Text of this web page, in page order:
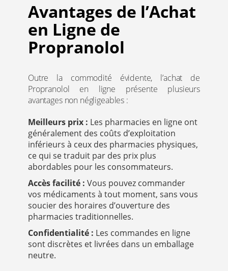
Avantages de l’Achat
en Ligne de
Propranolol
Outre la commodité évidente, l’achat de
Propranolol en ligne présente plusieurs
avantages non négligeables :
Meilleurs prix : Les pharmacies en ligne ont
généralement des coûts d’exploitation
inférieurs à ceux des pharmacies physiques,
ce qui se traduit par des prix plus
abordables pour les consommateurs.
Accès facilité : Vous pouvez commander
vos médicaments à tout moment, sans vous
soucier des horaires d’ouverture des
pharmacies traditionnelles.
Confidentialité : Les commandes en ligne
sont discrètes et livrées dans un emballage
neutre.